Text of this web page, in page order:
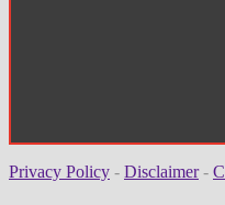
Privacy Policy - Disclaimer-